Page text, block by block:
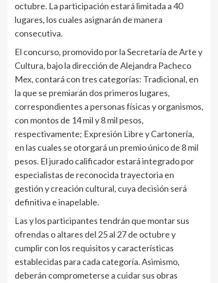
octubre. La participación estará limitada a 40
lugares, los cuales asignarán de manera
consecutiva.
El concurso, promovido por la Secretaría de Arte y
Cultura, bajo la dirección de Alejandra Pacheco
Mex, contará con tres categorías: Tradicional, en
la que se premiarán dos primeros lugares,
correspondientes a personas físicas y organismos,
con montos de 14 mil y 8 mil pesos,
respectivamente; Expresión Libre y Cartonería,
en las cuales se otorgará un premio único de 8 mil
pesos. El jurado calificador estará integrado por
especialistas de reconocida trayectoria en
gestión y creación cultural, cuya decisión será
definitiva e inapelable.
Las y los participantes tendrán que montar sus
ofrendas o altares del 25 al 27 de octubre y
cumplir con los requisitos y características
establecidas para cada categoría. Asimismo,
deberán comprometerse a cuidar sus obras